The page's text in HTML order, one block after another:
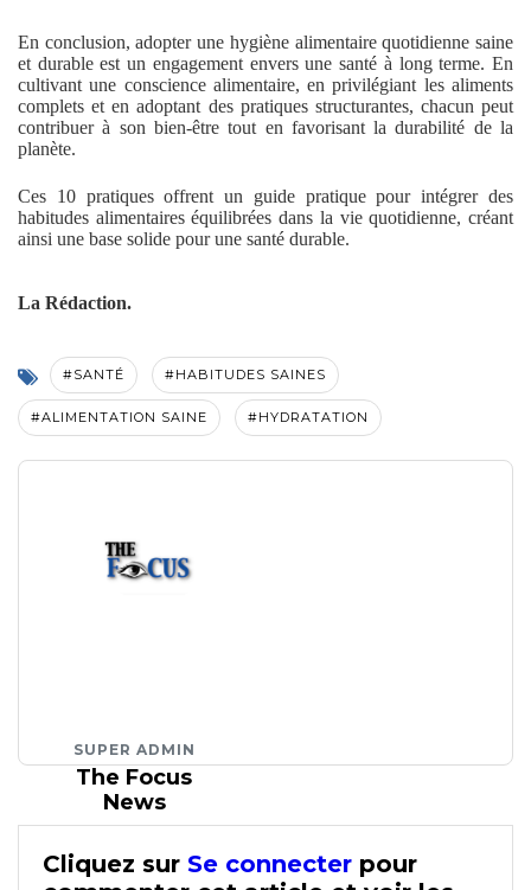
En conclusion, adopter une hygiène alimentaire quotidienne saine
et durable est un engagement envers une santé à long terme. En
cultivant une conscience alimentaire, en privilégiant les aliments
complets et en adoptant des pratiques structurantes, chacun peut
contribuer à son bien-être tout en favorisant la durabilité de la
planète.
Ces 10 pratiques offrent un guide pratique pour intégrer des
habitudes alimentaires équilibrées dans la vie quotidienne, créant
ainsi une base solide pour une santé durable.
La Rédaction.
#SANTÉ #HABITUDES SAINES
#ALIMENTATION SAINE #HYDRATATION
SUPER ADMIN
The Focus
News
Cliquez sur Se connecter pour